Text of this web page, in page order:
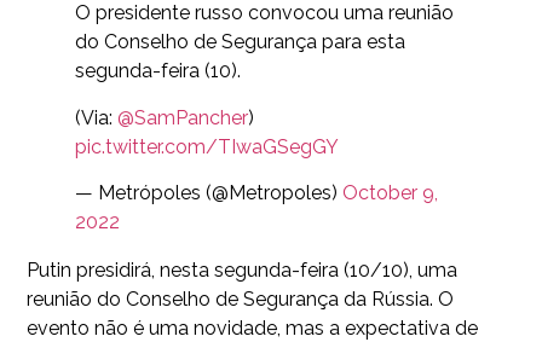
O presidente russo convocou uma reunião
do Conselho de Segurança para esta
segunda-feira (10).
(Via: @SamPancher)
pic.twitter.com/TIwaGSegGY
— Metrópoles (@Metropoles) October 9,
2022
Putin presidirá, nesta segunda-feira (10/10), uma
reunião do Conselho de Segurança da Rússia. O
evento não é uma novidade, mas a expectativa de